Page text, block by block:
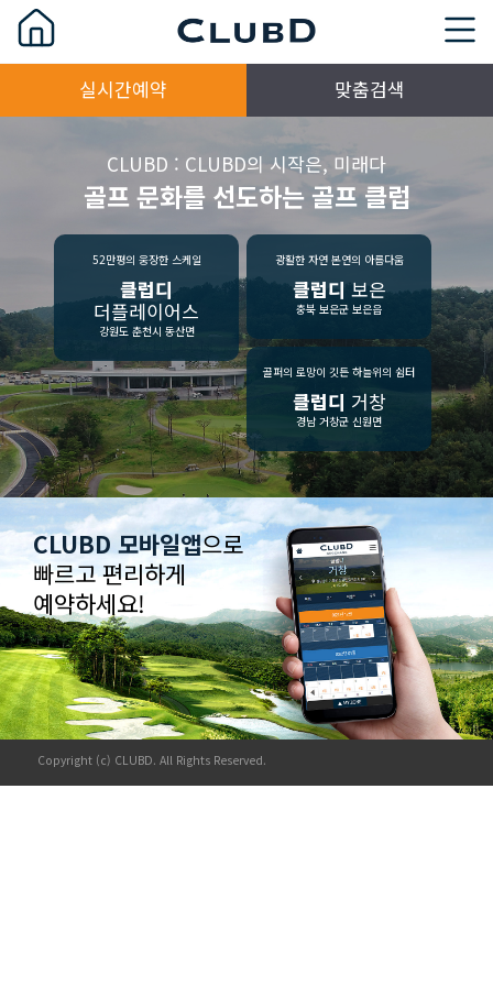
실시간예약 맞춤검색
CLUBD : CLUBD의 시작은, 미래다
골프 문화를 선도하는 골프 클럽
52만평의 웅장한 스케일
클럽디
더플레이어스
강원도 춘천시 동산면
광활한 자연 본연의 아름다움
클럽디 보은
충북 보은군 보은읍
골퍼의 로망이 깃든 하늘위의 쉼터
클럽디 거창
경남 거창군 신원면
CLUBD 모바일앱으로
빠르고 편리하게
예약하세요!
Copyright (c) CLUBD. All Rights Reserved.